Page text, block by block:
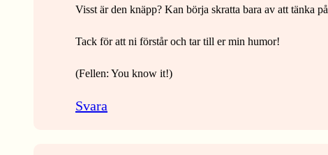
Visst är den knäpp? Kan börja skratta bara av att tänka
Tack för att ni förstår och tar till er min humor!
(Fellen: You know it!)
Svara